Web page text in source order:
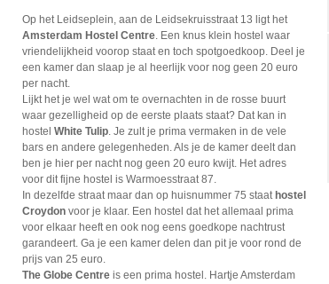
Op het Leidseplein, aan de Leidsekruisstraat 13 ligt het
Amsterdam Hostel Centre. Een knus klein hostel waar
vriendelijkheid voorop staat en toch spotgoedkoop. Deel je
een kamer dan slaap je al heerlijk voor nog geen 20 euro
per nacht.
Lijkt het je wel wat om te overnachten in de rosse buurt
waar gezelligheid op de eerste plaats staat? Dat kan in
hostelWhite Tulip. Je zult je prima vermaken in de vele
bars en andere gelegenheden. Als je de kamer deelt dan
ben je hier per nacht nog geen 20 euro kwijt. Het adres
voor dit fijne hostel is Warmoesstraat 87.
In dezelfde straat maar dan op huisnummer 75 staat hostel
Croydon voor je klaar. Een hostel dat het allemaal prima
voor elkaar heeft en ook nog eens goedkope nachtrust
garandeert. Ga je een kamer delen dan pit je voor rond de
prijs van 25 euro.
The Globe Centre is een prima hostel. Hartje Amsterdam